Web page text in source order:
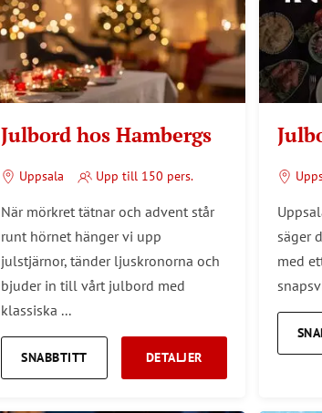
Julbord hos Hambergs
Uppsala Upp till 150 pers.
När mörkret tätnar och advent står
runt hörnet hänger vi upp
julstjärnor, tänder ljuskronorna och
bjuder in till vårt julbord med
klassiska ...
SNABBTITT DETALJER
säger
med